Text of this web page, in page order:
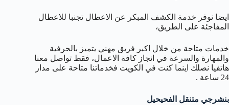
ايضا نوفر خدمة الكشف المبكر عن الاعطال تجنبا للاعطال
المفاجئة على الطريق،
خدمات متاحة من خلال اكبر فريق مهني يتميز بالحرفية
والمهارة والسرعة في انجاز كافة الاعمال، فقط تواصل معنا
هاتفيا نصلك اينما كنت في الكويت فخدماتنا متاحة على مدار
24 ساعة .
بنشرجي متنقل الفحيحيل